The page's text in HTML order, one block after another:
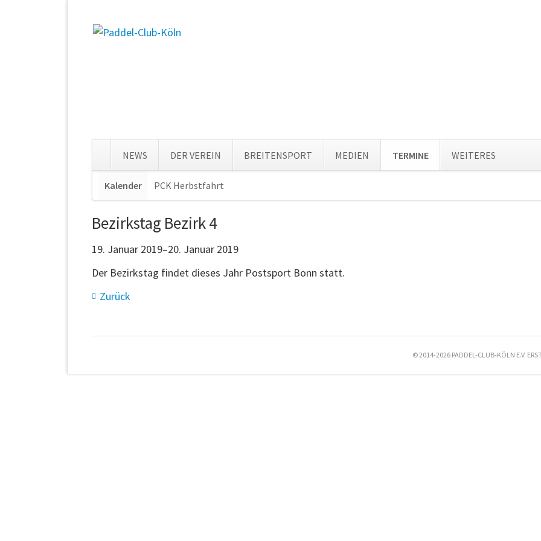
NEWS DER VEREIN BREITENSPORT MEDIEN TERMINE WEITERES
überspringen
Kalender PCK Herbstfahrt
Bezirkstag Bezirk 4
19. Januar 2019–20. Januar 2019
Der Bezirkstag findet dieses Jahr Postsport Bonn statt.
Zurück
© 2014-2026 PADDEL-CLUB-KÖLN E.V.